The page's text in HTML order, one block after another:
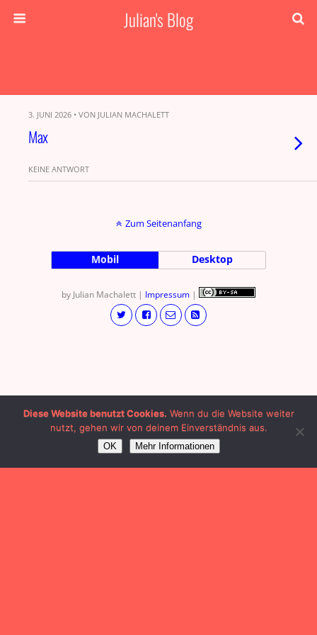
Julian's Blog
3. JUNI 2026 • VON JULIAN MACHALETT
Max
KEINE ANTWORT
Zum Seitenanfang
Mobil Desktop
by Julian Machalett | Impressum |
Diese Website benutzt Cookies. Wenn du die Website weiter
nutzt, gehen wir von deinem Einverständnis aus.
OK Mehr Informationen